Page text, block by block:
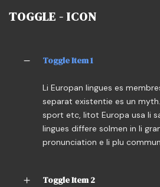
TOGGLE - ICON
Toggle Item 1
Li Europan lingues es
separat existentie es un
sport etc, litot Europa usa li
lingues differe solmen in li
pronunciation e li plu
Toggle Item 2